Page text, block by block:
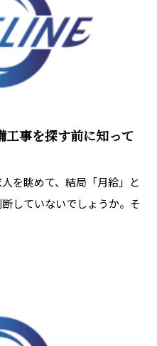
工事を探す前に知って
を眺めて、結局「月給」と
していないでしょうか。そ